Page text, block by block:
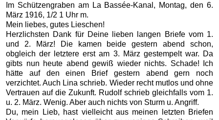
Im Schützengraben am La Bassée-Kanal, Montag, den 6.
März 1916, 1/2 1 Uhr m.
Mein liebes, gutes Lieschen!
Herzlichsten Dank für Deine lieben langen Briefe vom 1.
und 2. März! Die kamen beide gestern abend schon,
obgleich der letztere erst am 3. März gestempelt war. Da
gibts nun heute abend gewiß wieder nichts. Schade! Ich
hätte auf den einen Brief gestern abend gern noch
verzichtet. Auch Lina schrieb. Wieder recht mutlos und ohne
Vertrauen auf die Zukunft. Rudolf schrieb gleichfalls vom 1.
u. 2. März. Wenig. Aber auch nichts von Sturm u. Angriff.
Du, mein Lieb, hast vielleicht aus meinen letzten Briefen